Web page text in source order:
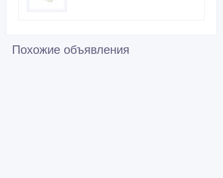
Похожие объявления